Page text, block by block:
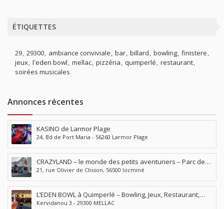
ÉTIQUETTES
29 29300 ambiance conviviale bar billard bowling finistere
jeux l'eden bowl mellac pizzéria quimperlé restaurant
soirées musicales
Annonces récentes
KASINO de Larmor Plage
24, Bd de Port Maria - 56260 Larmor Plage
CRAZYLAND – le monde des petits aventuriers – Parc de
jeux à Locminé
21, rue Olivier de Clisson, 56500 locminé
L’EDEN BOWL à Quimperlé – Bowling, Jeux, Restaurant,
Bar, Pizzéria, Soirées musicales
Kervidanou 3 - 29300 MELLAC